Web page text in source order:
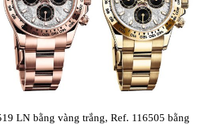
LN bằng vàng trắng, Ref. 116505 bằng